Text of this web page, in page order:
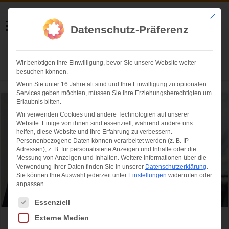
Helmut Swoboda
Fotografie
Herzlich willkommen
Einsatz von Body-Cams bei der Bayerischen
Mit
Datenschutz-Präferenz
Wir benötigen Ihre Einwilligung, bevor Sie unsere Website weiter
besuchen können.
Wenn Sie unter 16 Jahre alt sind und Ihre Einwilligung zu optionalen
Services geben möchten, müssen Sie Ihre Erziehungsberechtigten um
Erlaubnis bitten.
Wir verwenden Cookies und andere Technologien auf unserer
Website. Einige von ihnen sind essenziell, während andere uns
helfen, diese Website und Ihre Erfahrung zu verbessern.
Personenbezogene Daten können verarbeitet werden (z. B. IP-
Adressen), z. B. für personalisierte Anzeigen und Inhalte oder die
Messung von Anzeigen und Inhalten. Weitere Informationen über die
Verwendung Ihrer Daten finden Sie in unserer Datenschutzerklärung.
Sie können Ihre Auswahl jederzeit unter Einstellungen widerrufen oder
anpassen.
Es folgt eine Liste der Service-Gruppen, für die eine Einwilligung
Essenziell
Externe Medien